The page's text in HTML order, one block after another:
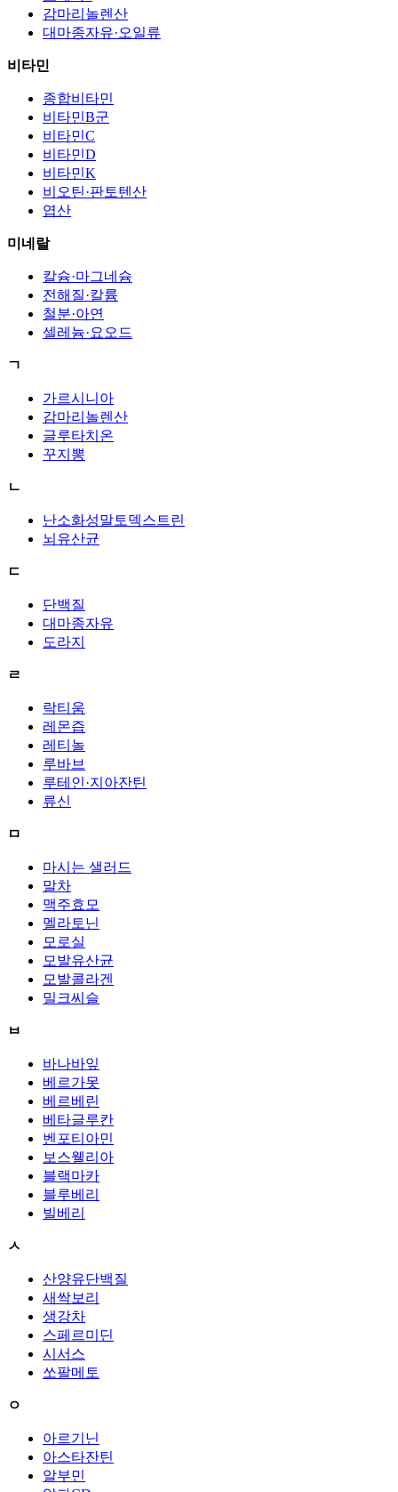
감마리놀렌산
대마종자유·오일류
비타민
종합비타민
비타민B군
비타민C
비타민D
비타민K
비오틴·판토텐산
엽산
미네랄
칼슘·마그네슘
전해질·칼륨
철분·아연
셀레늄·요오드
ㄱ
가르시니아
감마리놀렌산
글루타치온
꾸지뽕
ㄴ
난소화성말토덱스트린
뇌유산균
ㄷ
단백질
대마종자유
도라지
ㄹ
락티움
레몬즙
레티놀
루바브
루테인·지아잔틴
류신
ㅁ
마시는 샐러드
말차
맥주효모
멜라토닌
모로실
모발유산균
모발콜라겐
밀크씨슬
ㅂ
바나바잎
베르가못
베르베린
베타글루칸
벤포티아민
보스웰리아
블랙마카
블루베리
빌베리
ㅅ
산양유단백질
새싹보리
생강차
스페르미딘
시서스
쏘팔메토
ㅇ
아르기닌
아스타잔틴
알부민